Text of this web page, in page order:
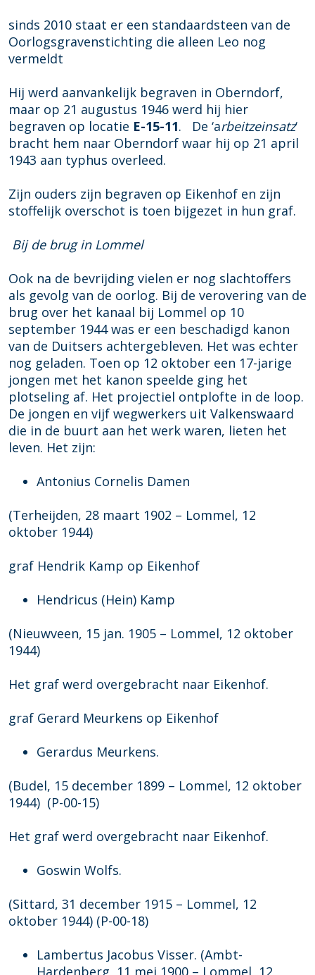
sinds 2010 staat er een standaardsteen van de
Oorlogsgravenstichting die alleen Leo nog
vermeldt
Hij werd aanvankelijk begraven in Oberndorf,
maar op 21 augustus 1946 werd hij hier
begraven op locatie E-15-11. De ‘arbeitzeinsatz‘
bracht hem naar Oberndorf waar hij op 21 april
1943 aan typhus overleed.
Zijn ouders zijn begraven op Eikenhof en zijn
stoffelijk overschot is toen bijgezet in hun graf.
Bij de brug in Lommel
Ook na de bevrijding vielen er nog slachtoffers
als gevolg van de oorlog. Bij de verovering van de
brug over het kanaal bij Lommel op 10
september 1944 was er een beschadigd kanon
van de Duitsers achtergebleven. Het was echter
nog geladen. Toen op 12 oktober een 17-jarige
jongen met het kanon speelde ging het
plotseling af. Het projectiel ontplofte in de loop.
De jongen en vijf wegwerkers uit Valkenswaard
die in de buurt aan het werk waren, lieten het
leven. Het zijn:
Antonius Cornelis Damen
(Terheijden, 28 maart 1902 – Lommel, 12
oktober 1944)
graf Hendrik Kamp op Eikenhof
Hendricus (Hein) Kamp
(Nieuwveen, 15 jan. 1905 – Lommel, 12 oktober
1944)
Het graf werd overgebracht naar Eikenhof.
graf Gerard Meurkens op Eikenhof
Gerardus Meurkens.
(Budel, 15 december 1899 – Lommel, 12 oktober
1944) (P-00-15)
Het graf werd overgebracht naar Eikenhof.
Goswin Wolfs.
(Sittard, 31 december 1915 – Lommel, 12
oktober 1944) (P-00-18)
Lambertus Jacobus Visser. (Ambt-
Hardenberg, 11 mei 1900 – Lommel, 12